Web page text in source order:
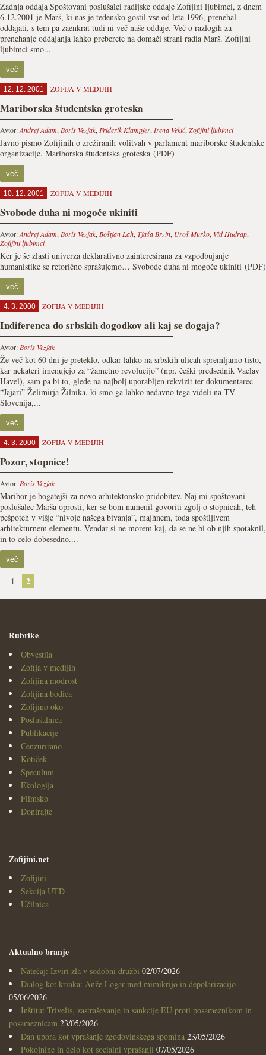
Zadnja oddaja Spoštovani poslušalci radijske oddaje Zofijini ljubimci, z dnem
6.12.2001 je Marš, ki nas je tedensko gostil vse od leta 1996, prenehal
oddajati, s tem pa zaenkrat tudi ni več naše oddaje. Več o razlogih za
prenehanje oddajanja lahko preberete na domači strani radia Marš. Zofijini
ljubimci smo...
več
12. 12. 2001 ZOFIJA V MEDIJIH
Mariborska študentska groteska
Avtor:Andrej Adam, Boris Vezjak, Friderik Klampfer, Irena Vekić, Zofijini ljubimci
Javno pismo Zofijinih o zrežiranih volitvah v parlament mariborske študentske
organizacije. Mariborska študentska groteska (PDF)
več
10. 12. 2001 ZOFIJA V MEDIJIH
Svobode duha ni mogoče ukiniti
Avtor:Andrej Adam, Boris Vezjak, Boštjan Lah, Tjaša Brzin, Uroš Murko, Vid Hudrap,
Zofijini ljubimci
Ker je še zlasti univerza deklarativno zainteresirana za vzpodbujanje
humanistike se retorično sprašujemo… Svobode duha ni mogoče ukiniti (PDF)
več
4. 3. 2000 ZOFIJA V MEDIJIH
Indiferenca do srbskih dogodkov ali kaj se dogaja?
Avtor: Boris Vezjak
Že več kot 60 dni je preteklo, odkar lahko na srbskih ulicah spremljamo tisto,
kar nekateri imenujejo za “žametno revolucijo” (npr. češki predsednik Vaclav
Havel), sam pa bi to, glede na najbolj uporabljen rekvizit ter dokumentarec
“Jajari” Želimirja Žilnika, ki smo ga lahko nedavno tega videli na TV
Slovenija,...
več
4. 3. 2000 ZOFIJA V MEDIJIH
Pozor, stopnice!
Avtor: Boris Vezjak
Maribor je bogatejši za novo arhitektonsko pridobitev. Naj mi spoštovani
poslušalec Marša oprosti, ker se bom namenil govoriti zgolj o stopnicah, teh
pešpoteh v višje “nivoje našega bivanja”, majhnem, toda spoštljivem
arhitekturnem elementu. Vendar si ne morem kaj, da se ne bi ob njih spotaknil,
in to celo dobesedno....
več
1 2
Rubrike
Obvestila
Zofija v medijih
Zofijina modrost
Zofijina bodica
Zofijino oko
Poslušalnica
Publikacije
Cenzurirano
Kotiček
Speculum
Ekologija
Filmsko
Donirajte
Zofijini.net
Zofijini
Sekcija UTD
Učilnica
Aktualno branje
Natečaj: Izviri zla v sodobni družbi 02/07/2026
Dialog kot krinka: Anže Logar med mimikrijo in depolarizacijo
05/06/2026
Inštitut Trivelis, zastraševanje in sankcije EU proti posameznikom in
posameznicam 23/05/2026
Dan upora kot vprašanje zgodovinskega spomina 23/05/2026
Pokojnine in delo kot socialni vprašanji 07/05/2026